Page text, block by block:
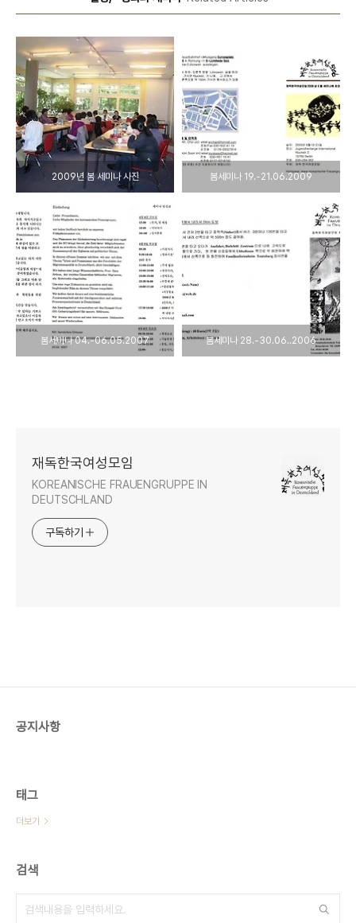
2009년 봄 세미나 사진 봄세미나 19.-21.06.2009
봄세미나 04.-06.05.2007 봄세미나 28.-30.06..2006
재독한국여성모임
KOREANISCHE FRAUENGRUPPE IN
DEUTSCHLAND
구독하기
공지사항
태그
더보기
검색